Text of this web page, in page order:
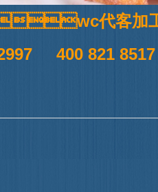
代客
400 821 8517